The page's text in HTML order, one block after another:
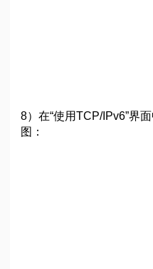
8）在“使用TCP/IPv6”界
图：